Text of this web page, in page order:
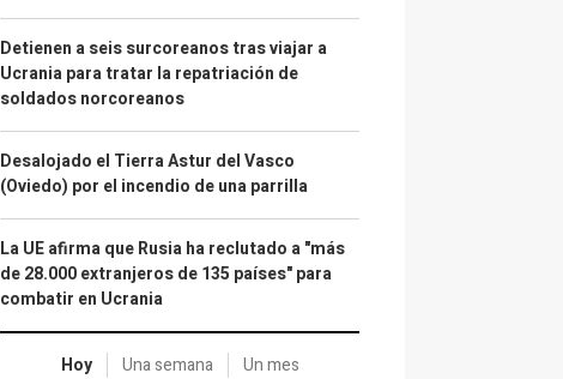
Detienen a seis surcoreanos tras viajar a
Ucrania para tratar la repatriación de
soldados norcoreanos
Desalojado el Tierra Astur del Vasco
(Oviedo) por el incendio de una parrilla
La UE afirma que Rusia ha reclutado a "más
de 28.000 extranjeros de 135 países" para
combatir en Ucrania
Hoy Una semana Un mes